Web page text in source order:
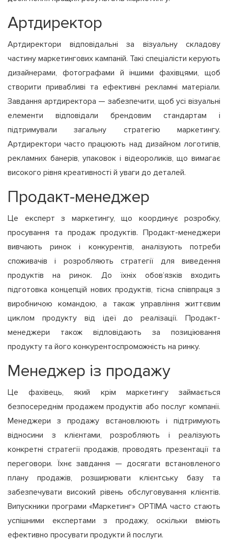
Артдиректор
Артдиректори відповідальні за візуальну складову
частину маркетингових кампаній. Такі спеціалісти керують
дизайнерами, фотографами й іншими фахівцями, щоб
створити привабливі та ефективні рекламні матеріали.
Завдання артдиректора — забезпечити, щоб усі візуальні
елементи відповідали брендовим стандартам і
підтримували загальну стратегію маркетингу.
Артдиректори часто працюють над дизайном логотипів,
рекламних банерів, упаковок і відеороликів, що вимагає
високого рівня креативності й уваги до деталей.
Продакт-менеджер
Це експерт з маркетингу, що координує розробку,
просування та продаж продуктів. Продакт-менеджери
вивчають ринок і конкурентів, аналізують потреби
споживачів і розробляють стратегії для виведення
продуктів на ринок. До їхніх обов’язків входить
підготовка концепцій нових продуктів, тісна співпраця з
виробничою командою, а також управління життєвим
циклом продукту від ідеї до реалізації. Продакт-
менеджери також відповідають за позиціювання
продукту та його конкурентоспроможність на ринку.
Менеджер із продажу
Це фахівець, який крім маркетингу займається
безпосереднім продажем продуктів або послуг компанії.
Менеджери з продажу встановлюють і підтримують
відносини з клієнтами, розробляють і реалізують
конкретні стратегії продажів, проводять презентації та
переговори. Їхнє завдання — досягати встановленого
плану продажів, розширювати клієнтську базу та
забезпечувати високий рівень обслуговування клієнтів.
Випускники програми «Маркетинг» OPTIMA часто стають
успішними експертами з продажу, оскільки вміють
ефективно просувати продукти й послуги.